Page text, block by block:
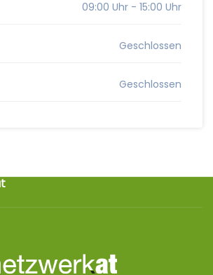
09:00 Uhr - 15:00 Uhr
Geschlossen
Geschlossen